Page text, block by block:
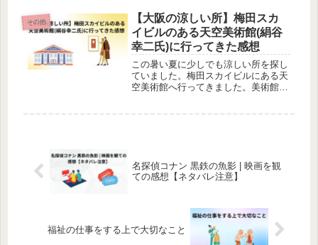
その他
【大阪の涼しい所】梅田スカ
イビルのある天空美術館(絹谷
幸二氏)に行ってきた感想
この暑い夏に少しでも涼しい所を探し
ていました。梅田スカイビルにある天
空美術館へ行ってきました。美術館で
名探偵コナン 黒鉄の魚影 | 映画を観
ての感想【ネタバレ注意】
福祉の仕事をする上で大切なこと